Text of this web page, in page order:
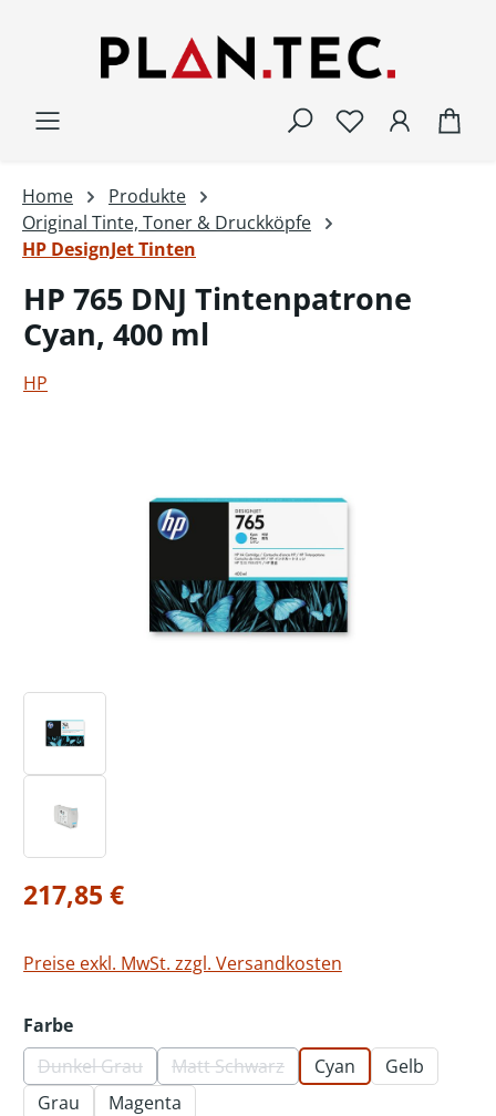
Home
Produkte
Original Tinte, Toner & Druckköpfe
HP DesignJet Tinten
HP 765 DNJ Tintenpatrone
Cyan, 400 ml
HP
Regulärer Preis:
217,85 €
Preise exkl. MwSt. zzgl. Versandkosten
Farbeauswählen
Dunkel Grau(Diese Option ist zurzeit nicht verfügbar.)
Matt Schwarz(Diese Option ist zurzeit nicht
Cyan
Gelb
Grau
Magenta